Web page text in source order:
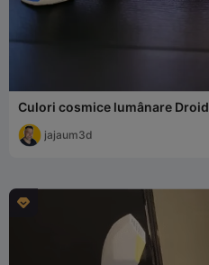
Culori cosmice lumânare Droid
jajaum3d
